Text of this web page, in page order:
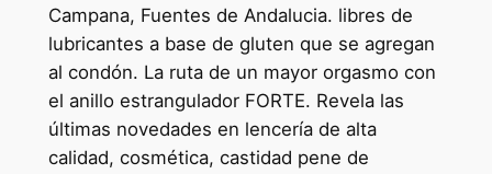
Campana, Fuentes de Andalucia. libres de
lubricantes a base de gluten que se agregan
al condón. La ruta de un mayor orgasmo con
el anillo estrangulador FORTE. Revela las
últimas novedades en lencería de alta
calidad, cosmética, castidad pene de